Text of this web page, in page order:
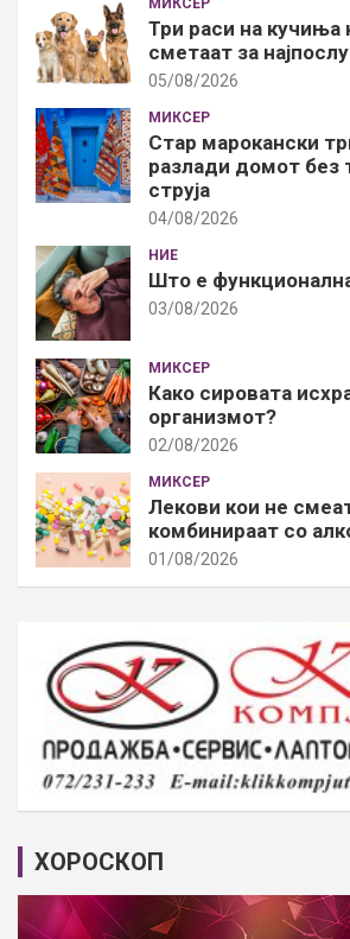
МИКСЕР
Три раси на кучиња
сметаат за
05/08/2026
МИКСЕР
Стар марокански
разлади домот
струја
04/08/2026
НИЕ
Што е
03/08/2026
МИКСЕР
Како сировата
организмот?
02/08/2026
МИКСЕР
Лекови кои не
комбинираат со
01/08/2026
ХОРОСКОП